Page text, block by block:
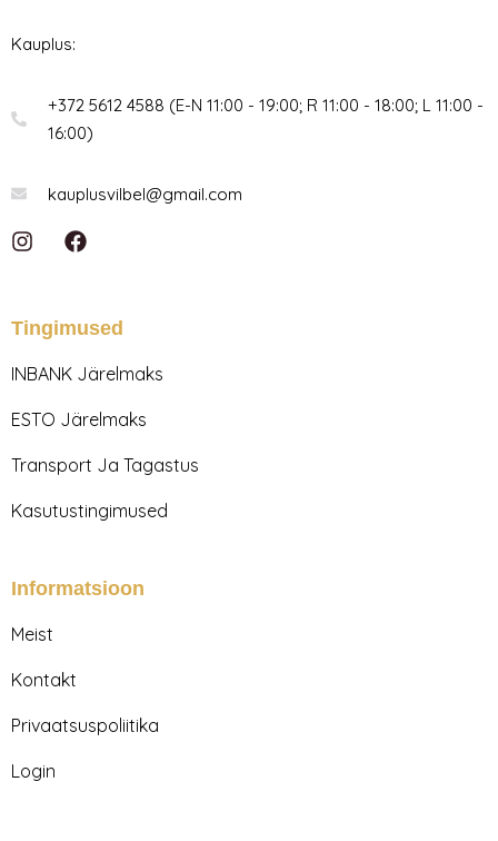
Kauplus:
+372 5612 4588 (E-N 11:00 - 19:00; R 11:00 - 18:00; L 11:00 -
16:00)
kauplusvilbel@gmail.com
I
a
r
m
F
a
b
o
Tingimused
INBANK Järelmaks
ESTO Järelmaks
Transport Ja Tagastus
Kasutustingimused
Informatsioon
Meist
Kontakt
Privaatsuspoliitika
Login